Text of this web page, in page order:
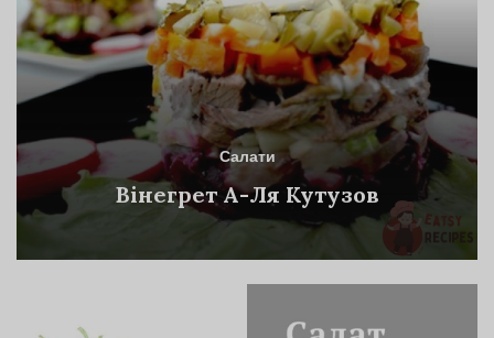
Салати
Вінегрет А-Ля Кутузов